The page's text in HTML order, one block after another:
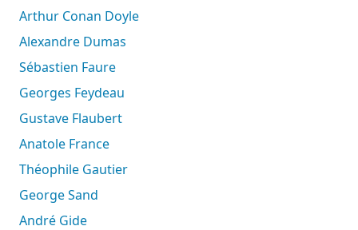
Arthur Conan Doyle
Alexandre Dumas
Sébastien Faure
Georges Feydeau
Gustave Flaubert
Anatole France
Théophile Gautier
George Sand
André Gide